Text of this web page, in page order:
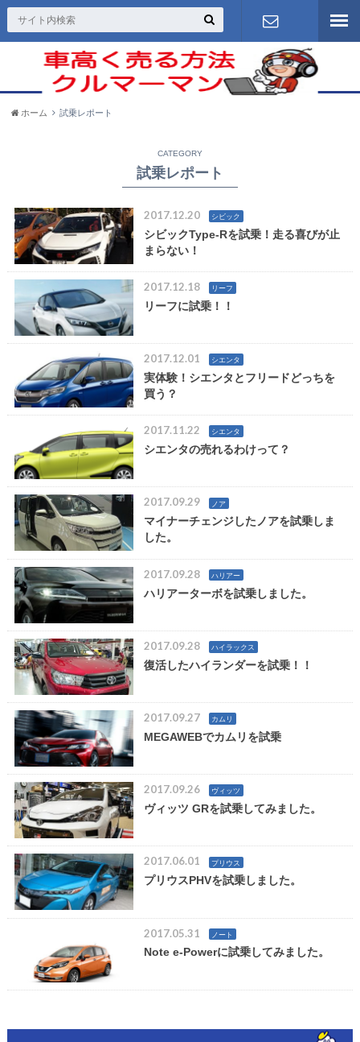
お問い合わ
せ
ホーム 試乗レポート
CATEGORY
試乗レポート
2017.12.20 シビック
シビックType-Rを試乗！走る喜びが止
まらない！
2017.12.18 リーフ
リーフに試乗！！
2017.12.01 シエンタ
実体験！シエンタとフリードどっちを
買う？
2017.11.22 シエンタ
シエンタの売れるわけって？
2017.09.29 ノア
マイナーチェンジしたノアを試乗しま
した。
2017.09.28 ハリアー
ハリアーターボを試乗しました。
2017.09.28 ハイラックス
復活したハイランダーを試乗！！
2017.09.27 カムリ
MEGAWEBでカムリを試乗
2017.09.26 ヴィッツ
ヴィッツ GRを試乗してみました。
2017.06.01 プリウス
プリウスPHVを試乗しました。
2017.05.31 ノート
Note e-Powerに試乗してみました。